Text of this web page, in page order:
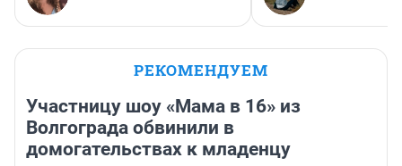
РЕКОМЕНДУЕМ
Участницу шоу «Мама в 16» из
Волгограда обвинили в
домогательствах к младенцу